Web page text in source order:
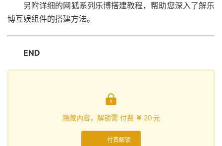
另附详细的网狐系列乐博搭建教程，帮助您深入了解乐
博互娱组件的搭建方法。
END

隐藏内容，解锁需 付费  20元
付费解锁